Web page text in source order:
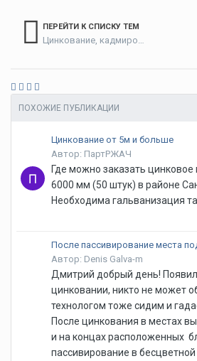
ПЕРЕЙТИ К СПИСКУ ТЕМ
ПОХОЖИЕ ПУБЛИКАЦИИ
Цинкование от 5м и больше
Автор: ПартРЖАЧ
Где можно заказать
6000 мм (50 штук) в районе
Необходима гальванизация
После пассивирование места
Автор: Denis Galva-m
Дмитрий добрый день!
цинковании, никто не может
технологом тоже сидим и
После цинкования в местах
и на концах расположенных
пассивирование в